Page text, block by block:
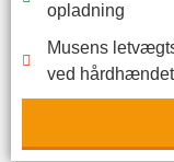
opladning
Musens
ved